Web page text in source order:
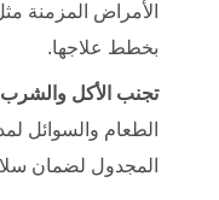
الأمراض المزمنة
بخطط علاجها.
تجنب الأكل والشرب
المجدول لضمان